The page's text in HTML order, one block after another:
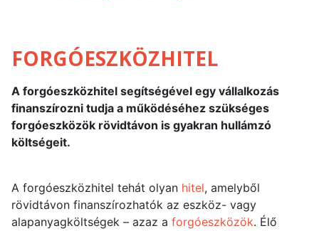
FORGÓESZKÖZHITEL
A forgóeszközhitel segítségével egy vállalkozás
finanszírozni tudja a működéséhez szükséges
forgóeszközök rövidtávon is gyakran hullámzó
költségeit.
A forgóeszközhitel tehát olyan hitel, amelyből
rövidtávon finanszírozhatók az eszköz- vagy
alapanyagköltségek – azaz a forgóeszközök. Élő